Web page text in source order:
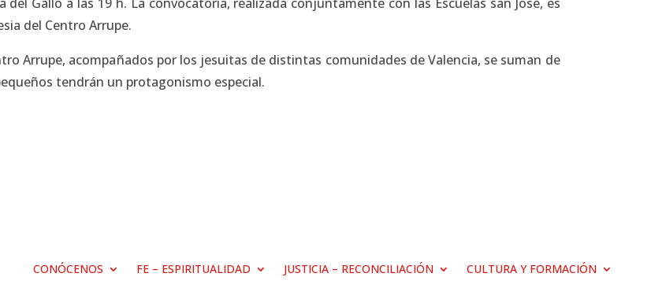
del Centro Arrupe.
Arrupe, acompañados por los jesuitas de distintas comunidades de Valencia, se suman de
tendrán un protagonismo especial.
CONÓCENOS FE – ESPIRITUALIDAD JUSTICIA – RECONCILIACIÓN CULTURA Y FORMACIÓN